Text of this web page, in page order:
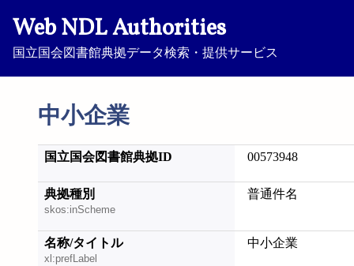
Web NDL Authorities
国立国会図書館典拠データ検索・提供サービス
中小企業
国立国会図書館典拠ID 00573948
典拠種別
skos:inScheme
普通件名
名称/タイトル
xl:prefLabel
中小企業